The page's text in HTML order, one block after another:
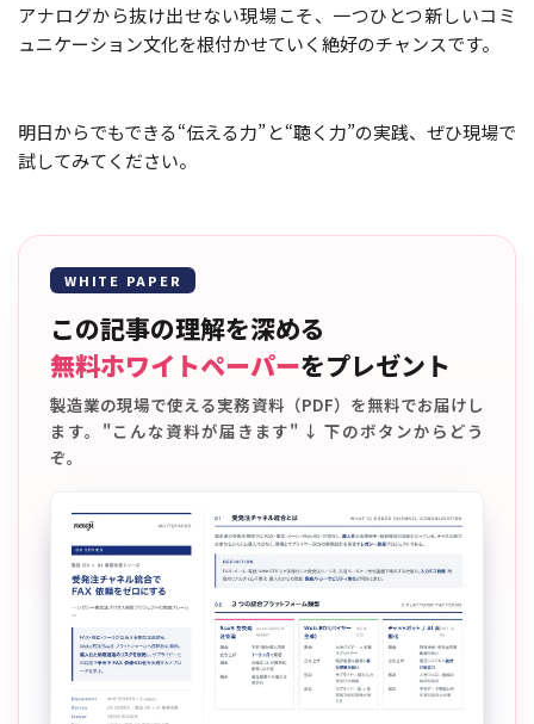
アナログから抜け出せない現場こそ、一つひとつ新しいコミ
ュニケーション文化を根付かせていく絶好のチャンスです。
明日からでもできる“伝える力”と“聴く力”の実践、ぜひ現場で
試してみてください。
WHITE PAPER
この記事の理解を深める
無料ホワイトペーパーをプレゼント
製造業の現場で使える実務資料（PDF）を無料でお届けし
ます。"こんな資料が届きます" ↓ 下のボタンからどう
ぞ。